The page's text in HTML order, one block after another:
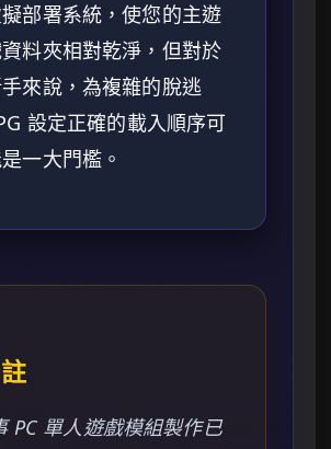
部署系統，使您的主遊
料夾相對乾淨，但對於
來說，為複雜的脫逃
設定正確的載入順序可
一大門檻。
PC 單人遊戲模組製作已